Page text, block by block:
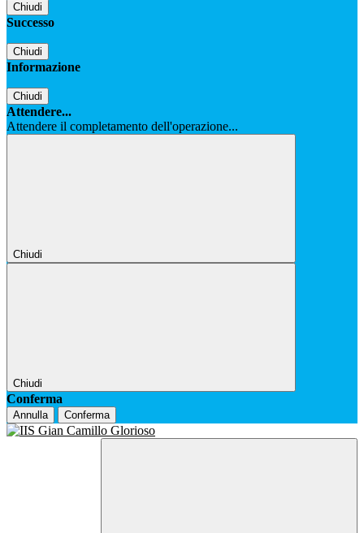
Chiudi
Successo
Chiudi
Informazione
Chiudi
Attendere...
Attendere il completamento dell'operazione...
Chiudi
Chiudi
Conferma
Annulla Conferma